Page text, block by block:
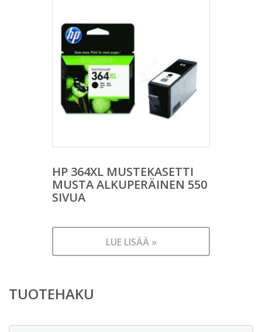
HP 364XL MUSTEKASETTI
MUSTA ALKUPERÄINEN 550
SIVUA
LUE LISÄÄ »
TUOTEHAKU